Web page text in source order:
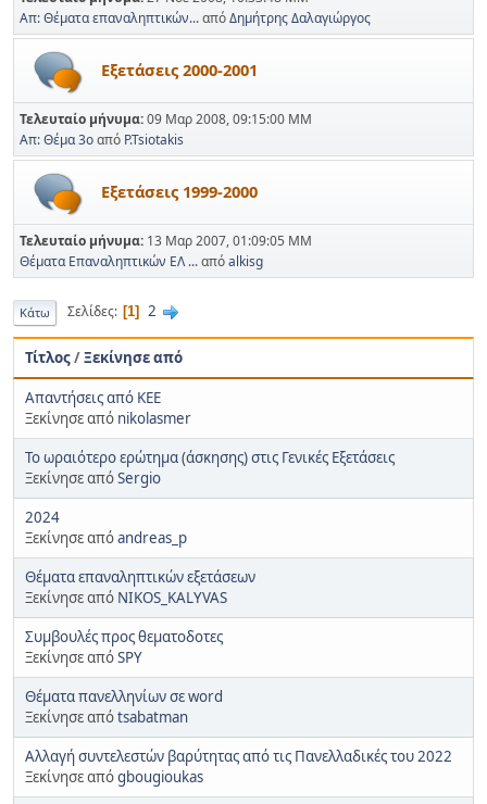
Απ: Θέματα επαναληπτικών...απόΔημήτρης Δαλαγιώργος
Εξετάσεις 2000-2001
Τελευταίο μήνυμα:09 Μαρ 2008, 09:15:00 ΜΜ
Απ: Θέμα 3οαπό P.Tsiotakis
Εξετάσεις 1999-2000
Τελευταίο μήνυμα: 13 Μαρ 2007, 01:09:05 ΜΜ
Θέματα Επαναληπτικών ΕΛ ...απόalkisg
Κάτω Σελίδες 1 2
Τίτλος/Ξεκίνησε από
Απαντήσεις από ΚΕΕ
Ξεκίνησε από nikolasmer
Το ωραιότερο ερώτημα (άσκησης) στις Γενικές Εξετάσεις
Ξεκίνησε απόSergio
2024
Ξεκίνησε απόandreas_p
Θέματα επαναληπτικών εξετάσεων
Ξεκίνησε από NIKOS_KALYVAS
Συμβουλές προς θεματοδοτες
Ξεκίνησε απόSPY
Θέματα πανελληνίων σε word
Ξεκίνησε απόtsabatman
Αλλαγή συντελεστών βαρύτητας από τις Πανελλαδικές του 2022
Ξεκίνησε απόgbougioukas